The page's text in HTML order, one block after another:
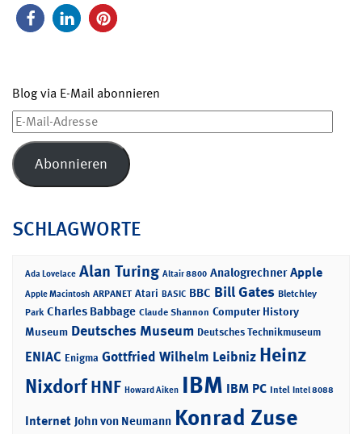
Blog via E-Mail abonnieren
E-
Mail-
Adresse
Abonnieren
SCHLAGWORTE
Ada Lovelace Alan Turing Altair 8800 Analogrechner Apple
Apple Macintosh ARPANET Atari BASIC BBC Bill Gates Bletchley
Park Charles Babbage Claude Shannon Computer History
Museum Deutsches Museum Deutsches Technikmuseum
ENIAC Enigma Gottfried Wilhelm Leibniz Heinz
NixdorfHNF Howard Aiken IBM IBM PC Intel Intel 8088
Internet John von Neumann Konrad Zuse